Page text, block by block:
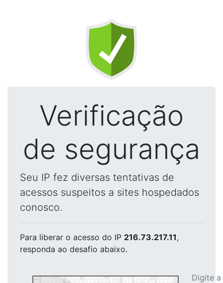
Verificação
de segurança
Seu IP fez diversas tentativas de
acessos suspeitos a sites hospedados
conosco.
Para liberar o acesso do IP 216.73.217.11,
responda ao desafio abaixo.
Digite